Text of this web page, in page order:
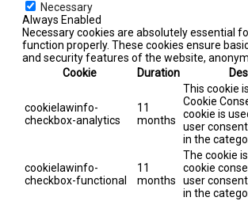
Necessary
Always Enabled
Necessary cookies are absolutely essential
function properly. These cookies ensure
and security features of the website,
Cookie
Duration
cookielawinfo-
checkbox-analytics
11
months
This cookie
Cookie
cookie is
user
in the
cookielawinfo-
checkbox-functional
11
months
The cookie
cookie
user
in the